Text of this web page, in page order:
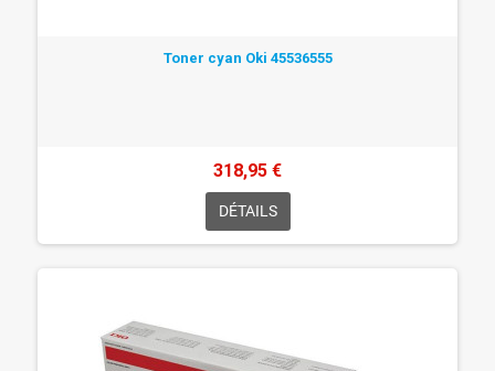
Toner cyan Oki 45536555
318,95 €
DÉTAILS